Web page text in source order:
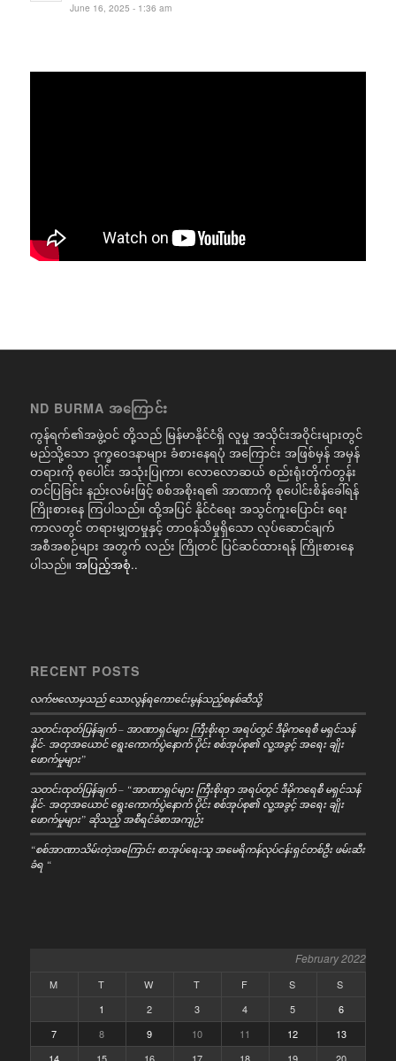
June 16, 2025 - 1:36 am
ND BURMA အကြောင်း
ကွန်ရက်၏အဖွဲ့ဝင် တို့သည် မြန်မာနိုင်ငံရှိ လူမှု အသိုင်းအဝိုင်းများတွင်
မည်သို့သော ဒုက္ခဝေဒနာများ ခံစားနေရပုံ အကြောင်း အဖြစ်မှန် အမှန်
တရားကို စုပေါင်း အသုံးပြုကာ၊ လောလောဆယ် စည်းရုံးတိုက်တွန်း
တင်ပြခြင်း နည်းလမ်းဖြင့် စစ်အစိုးရ၏ အာဏာကို စုပေါင်းစိန်ခေါ်ရန်
ကြိုးစားနေ ကြပါသည်။ ထို့အပြင် နိုင်ငံရေး အသွင်ကူးပြောင်း ရေး
ကာလတွင် တရားမျှတမှုနှင့် တာဝန်သိမှုရှိသော လုပ်ဆောင်ချက်
အစီအစဉ်များ အတွက် လည်း ကြိုတင် ပြင်ဆင်ထားရန် ကြိုးစားနေ
ပါသည်။ အပြည့်အစုံ..
RECENT POSTS
လက်ဗလောမှသည် သောလွန်ရကောင်ေးမွန်သည့်စနစ်ဆီသို့
သတင်းထုတ်ပြန်ချက် – အာဏာရှင်များ ကြီးစိုးရာ အရပ်တွင် ဒီမိုကရေစီ မရှင်သန်
နိုင်- အတုအယောင် ရွေးကောက်ပွဲနောက် ပိုင်း စစ်အုပ်စု၏ လူ့အခွင့် အရေး ချိုး
ဖောက်မှုများ”
သတင်းထုတ်ပြန်ချက် – “အာဏာရှင်များ ကြီးစိုးရာ အရပ်တွင် ဒီမိုကရေစီ မရှင်သန်
နိုင်- အတုအယောင် ရွေးကောက်ပွဲနောက် ပိုင်း စစ်အုပ်စု၏ လူ့အခွင့် အရေး ချိုး
ဖောက်မှုများ” ဆိုသည့် အစီရင်ခံစာအကျဉ်း
“စစ်အာဏာသိမ်းတဲ့အကြောင်း စာအုပ်ရေးသူ အမေရိကန်လုပ်ငန်းရှင်တစ်ဦး ဖမ်းဆီး
ခံရ “
February 2022
M T W T F S
S
1
2 3 4 5
6
7
8 9 10 11 12
13
14
15 16 17 18 19 20